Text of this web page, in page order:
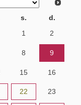
s.
d.
1 2
8 9
15 16
22 23